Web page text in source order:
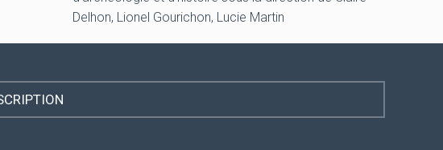
Delhon, Lionel Gourichon, Lucie Martin